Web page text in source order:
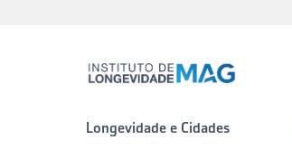
Longevidade e Cidades